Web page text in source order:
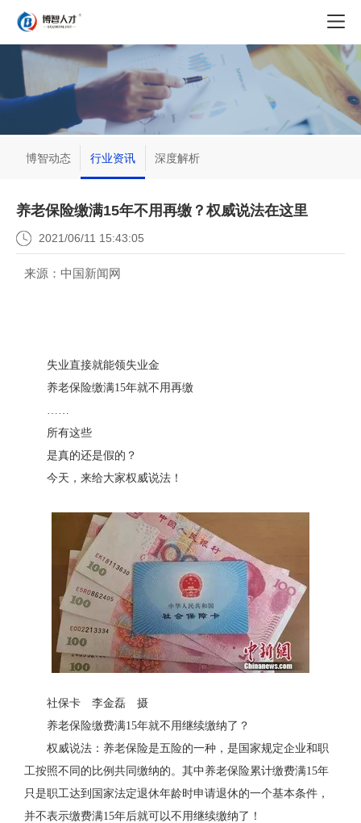
博智动态 行业资讯 深度解析
养老保险缴满15年不用再缴？权威说法在这里
2021/06/11 15:43:05
来源：中国新闻网
失业直接就能领失业金
养老保险缴满15年就不用再缴
……
所有这些
是真的还是假的？
今天，来给大家权威说法！
社保卡 李金磊 摄
养老保险缴费满15年就不用继续缴纳了？
权威说法：养老保险是五险的一种，是国家规定企业和职
工按照不同的比例共同缴纳的。其中养老保险累计缴费满15年
只是职工达到国家法定退休年龄时申请退休的一个基本条件，
并不表示缴费满15年后就可以不用继续缴纳了！